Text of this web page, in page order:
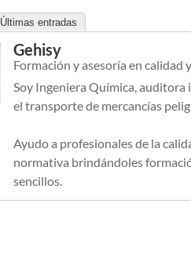
Últimas entradas
Gehisy
Formación y asesoría en calidad
Soy Ingeniera Química, auditora
el transporte de mercancías
Ayudo a profesionales de la
normativa brindándoles
sencillos.